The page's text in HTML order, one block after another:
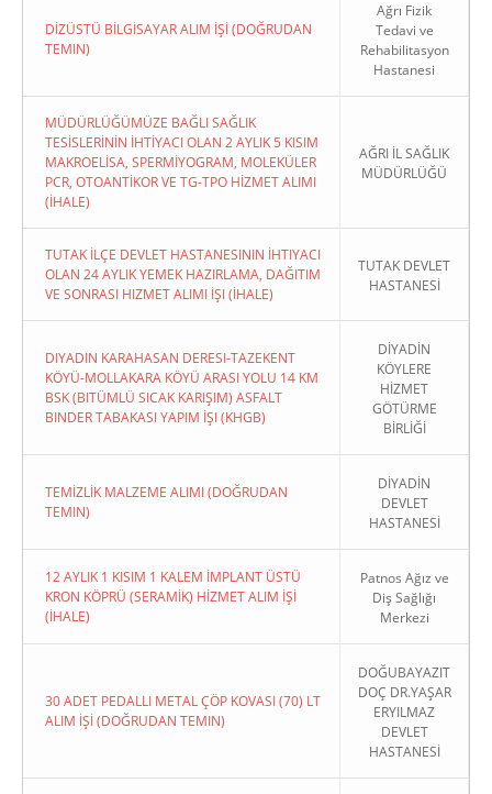
DİZÜSTÜ BİLGİSAYAR ALIM İŞİ (DOĞRUDAN
TEMIN)
Ağrı Fizik
Tedavi ve
Rehabilitasyon
Hastanesi
MÜDÜRLÜĞÜMÜZE BAĞLI SAĞLIK
TESİSLERİNİN İHTİYACI OLAN 2 AYLIK 5 KISIM
MAKROELİSA, SPERMİYOGRAM, MOLEKÜLER
PCR, OTOANTİKOR VE TG-TPO HİZMET ALIMI
(İHALE)
AĞRI İL SAĞLIK
MÜDÜRLÜĞÜ
TUTAK İLÇE DEVLET HASTANESININ İHTIYACI
OLAN 24 AYLIK YEMEK HAZIRLAMA, DAĞITIM
VE SONRASI HIZMET ALIMI İŞI (İHALE)
TUTAK DEVLET
HASTANESİ
DIYADIN KARAHASAN DERESI-TAZEKENT
KÖYÜ-MOLLAKARA KÖYÜ ARASI YOLU 14 KM
BSK (BITÜMLÜ SICAK KARIŞIM) ASFALT
BINDER TABAKASI YAPIM İŞI (KHGB)
DİYADİN
KÖYLERE
HİZMET
GÖTÜRME
BİRLİĞİ
TEMİZLİK MALZEME ALIMI (DOĞRUDAN
TEMIN)
DİYADİN
DEVLET
HASTANESİ
12 AYLIK 1 KISIM 1 KALEM İMPLANT ÜSTÜ
KRON KÖPRÜ (SERAMİK) HİZMET ALIM İŞİ
(İHALE)
Patnos Ağız ve
Diş Sağlığı
Merkezi
30 ADET PEDALLI METAL ÇÖP KOVASI (70) LT
ALIM İŞİ (DOĞRUDAN TEMIN)
DOĞUBAYAZIT
DOÇ DR.YAŞAR
ERYILMAZ
DEVLET
HASTANESİ